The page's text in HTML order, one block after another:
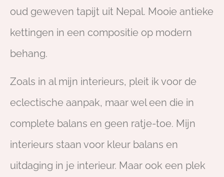
oud geweven tapijt uit Nepal. Mooie antieke
kettingen in een compositie op modern
behang.
Zoals in al mijn interieurs, pleit ik voor de
eclectische aanpak, maar wel een die in
complete balans en geen ratje-toe. Mijn
interieurs staan voor kleur balans en
uitdaging in je interieur. Maar ook een plek